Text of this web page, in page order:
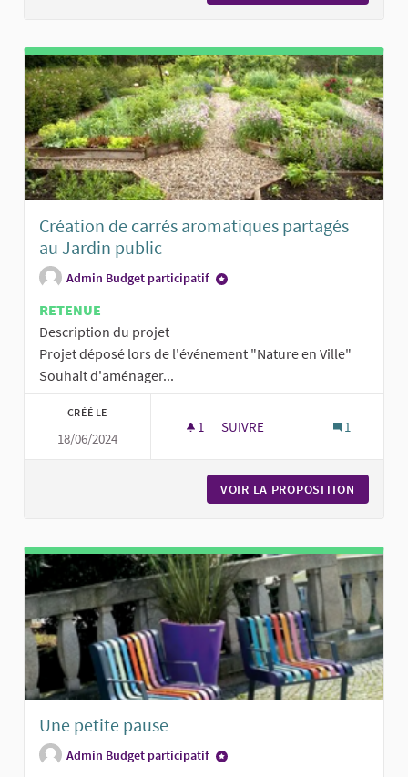
Création de carrés aromatiques partagés
au Jardin public
Admin Budget participatif
RETENUE
Description du projet
Projet déposé lors de l'événement "Nature en Ville"
Souhait d'aménager...
CRÉÉ LE
18/06/2024
1 1 ABONNÉ
SUIVRE 1
VOIR LA PROPOSITION
Une petite pause
Admin Budget participatif